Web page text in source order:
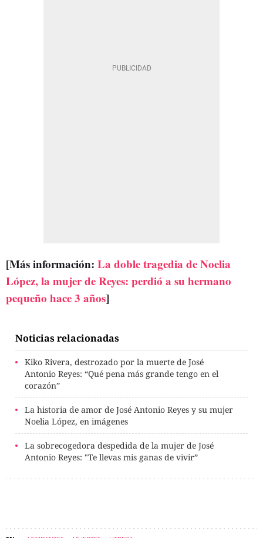
[Más información: La doble tragedia de Noelia
López, la mujer de Reyes: perdió a su hermano
pequeño hace 3 años]
Noticias relacionadas
Kiko Rivera, destrozado por la muerte de José
Antonio Reyes: “Qué pena más grande tengo en el
corazón”
La historia de amor de José Antonio Reyes y su mujer
Noelia López, en imágenes
La sobrecogedora despedida de la mujer de José
Antonio Reyes: "Te llevas mis ganas de vivir”